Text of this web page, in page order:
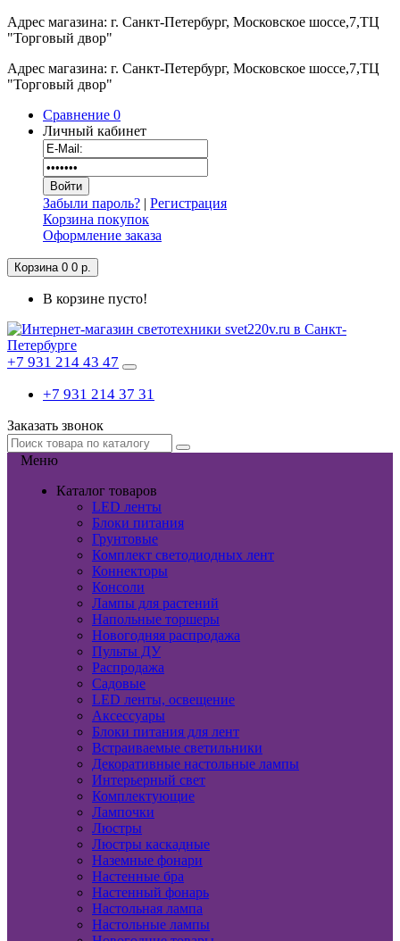
Адрес магазина: г. Санкт-Петербург, Московское шоссе,7,ТЦ
"Торговый двор"
Адрес магазина: г. Санкт-Петербург, Московское шоссе,7,ТЦ
"Торговый двор"
Сравнение 0
Личный кабинет
Забыли пароль? | Регистрация
Корзина покупок
Оформление заказа
Корзина 0 0 р.
В корзине пусто!
+7 931 214 43 47
+7 931 214 37 31
Заказать звонок
Меню
Каталог товаров
LED ленты
Блоки питания
Грунтовые
Комплект светодиодных лент
Коннекторы
Консоли
Лампы для растений
Напольные торшеры
Новогодняя распродажа
Пульты ДУ
Распродажа
Садовые
LED ленты, освещение
Аксессуары
Блоки питания для лент
Встраиваемые светильники
Декоративные настольные лампы
Интерьерный свет
Комплектующие
Лампочки
Люстры
Люстры каскадные
Наземные фонари
Настенные бра
Настенный фонарь
Настольная лампа
Настольные лампы